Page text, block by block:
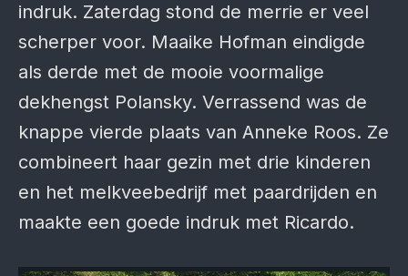
indruk. Zaterdag stond de merrie er veel
scherper voor. Maaike Hofman eindigde
als derde met de mooie voormalige
dekhengst Polansky. Verrassend was de
knappe vierde plaats van Anneke Roos. Ze
combineert haar gezin met drie kinderen
en het melkveebedrijf met paardrijden en
maakte een goede indruk met Ricardo.